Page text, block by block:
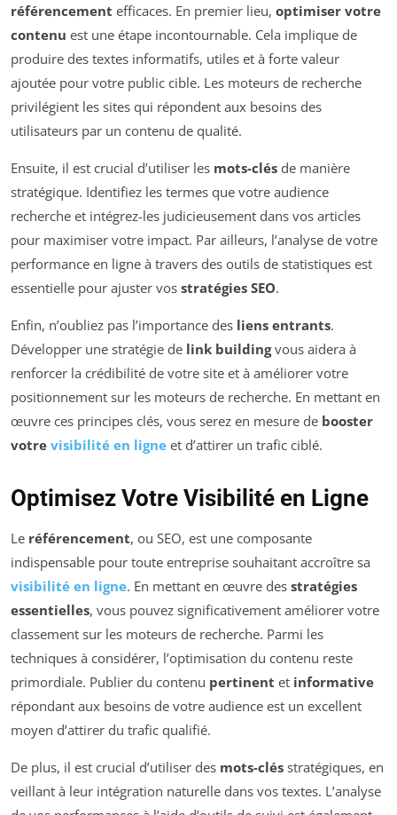
référencement efficaces. En premier lieu, optimiser votre
contenu est une étape incontournable. Cela implique de
produire des textes informatifs, utiles et à forte valeur
ajoutée pour votre public cible. Les moteurs de recherche
privilégient les sites qui répondent aux besoins des
utilisateurs par un contenu de qualité.
Ensuite, il est crucial d’utiliser les mots-clés de manière
stratégique. Identifiez les termes que votre audience
recherche et intégrez-les judicieusement dans vos articles
pour maximiser votre impact. Par ailleurs, l’analyse de votre
performance en ligne à travers des outils de statistiques est
essentielle pour ajuster vos stratégies SEO.
Enfin, n’oubliez pas l’importance des liens entrants.
Développer une stratégie de link buildingvous aidera à
renforcer la crédibilité de votre site et à améliorer votre
positionnement sur les moteurs de recherche. En mettant en
œuvre ces principes clés, vous serez en mesure de booster
votre visibilité en ligne et d’attirer un trafic ciblé.
Optimisez Votre Visibilité en Ligne
Le référencement, ou SEO, est une composante
indispensable pour toute entreprise souhaitant accroître sa
visibilité en ligne. En mettant en œuvre des stratégies
essentielles, vous pouvez significativement améliorer votre
classement sur les moteurs de recherche. Parmi les
techniques à considérer, l’optimisation du contenu reste
primordiale. Publier du contenu pertinent et informative
répondant aux besoins de votre audience est un excellent
moyen d’attirer du trafic qualifié.
De plus, il est crucial d’utiliser des mots-clés stratégiques, en
veillant à leur intégration naturelle dans vos textes. L’analyse